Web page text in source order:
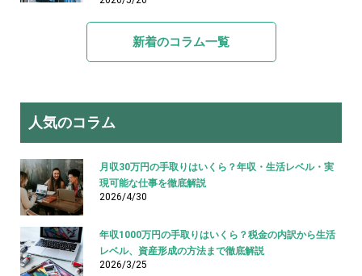
新着のコラム一覧
人気のコラム
月収30万円の手取りはいくら？年収・生活レベル・実
現可能な仕事を徹底解説
2026/4/30
年収1000万円の手取りはいくら？税金の内訳から生活
レベル、資産形成の方法まで徹底解説
2026/3/25